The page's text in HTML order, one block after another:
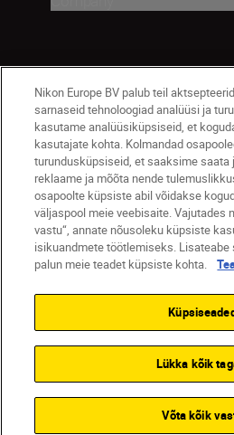
Eesti Nikon Sites
Contact Us Privacy Notice
Cookie Notice
Cookie Settings
© 2026 Nikon
Nikon Europe BV palub teil
sarnaseid tehnoloogiad analüüsi ja
kasutame analüüsiküpsiseid, et
kasutajate kohta. Kolmandad
turundusküpsiseid, et saaksime saata
reklaame ja mõõta nende
osapoolte küpsiste abil võidakse
väljaspool meie veebisaite. Vajutades
vastu“, annate nõusoleku küpsiste
isikuandmete töötlemiseks.
palun meie teadet küpsiste kohta.
Lükka kõik
Võta kõik